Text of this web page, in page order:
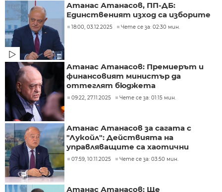
Атанас Атанасов, ПП-ДБ:
Единственият изход са изборите
18:00, 03.12.2025 Чете се за: 02:30 мин.
Атанас Атанасов: Премиерът и
финансовият министър да
оттеглят бюджета
09:22, 27.11.2025 Чете се за: 01:15 мин.
Атанас Атанасов за сагата с
"Лукойл": Действията на
управляващите са хаотични
07:59, 10.11.2025 Чете се за: 03:50 мин.
Атанас Атанасов: Ще